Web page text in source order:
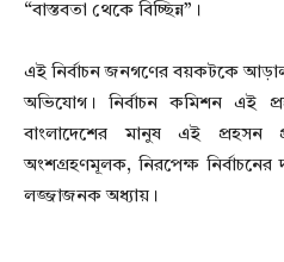
“বাস্তবতা থেকে বিচ্ছিন্ন”।
এই নির্বাচন জনগণের বয়কটকে
অভিযোগ। নির্বাচন কমিশন এই
বাংলাদেশের মানুষ এই প্রহসন
অংশগ্রহণমূলক, নিরপেক্ষ নির্বাচনের
লজ্জাজনক অধ্যায়।